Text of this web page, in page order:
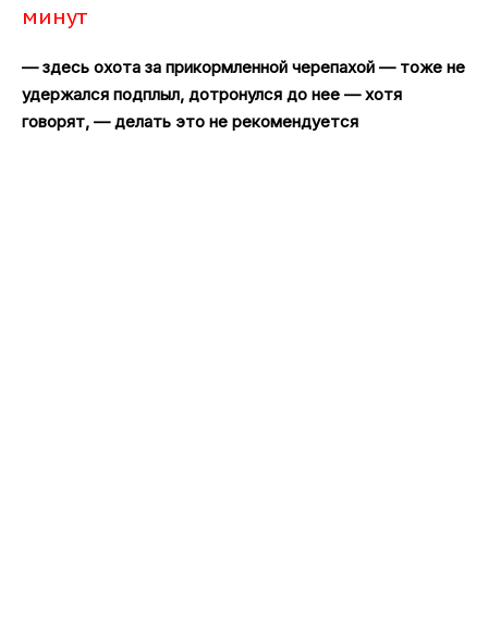
минут
— здесь охота за прикормленной черепахой — тоже не
удержался подплыл, дотронулся до нее — хотя
говорят, — делать это не рекомендуется